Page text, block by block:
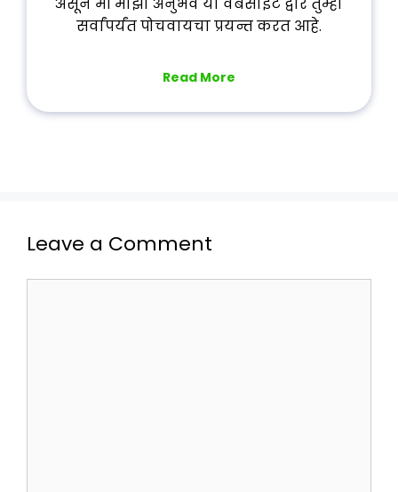
असून मी माझा अनुभव या वेबसाइट द्वारे तुम्हा
सर्वांपर्यंत पोचवायचा प्रयन्त करत आहे.
Read More
Leave a Comment